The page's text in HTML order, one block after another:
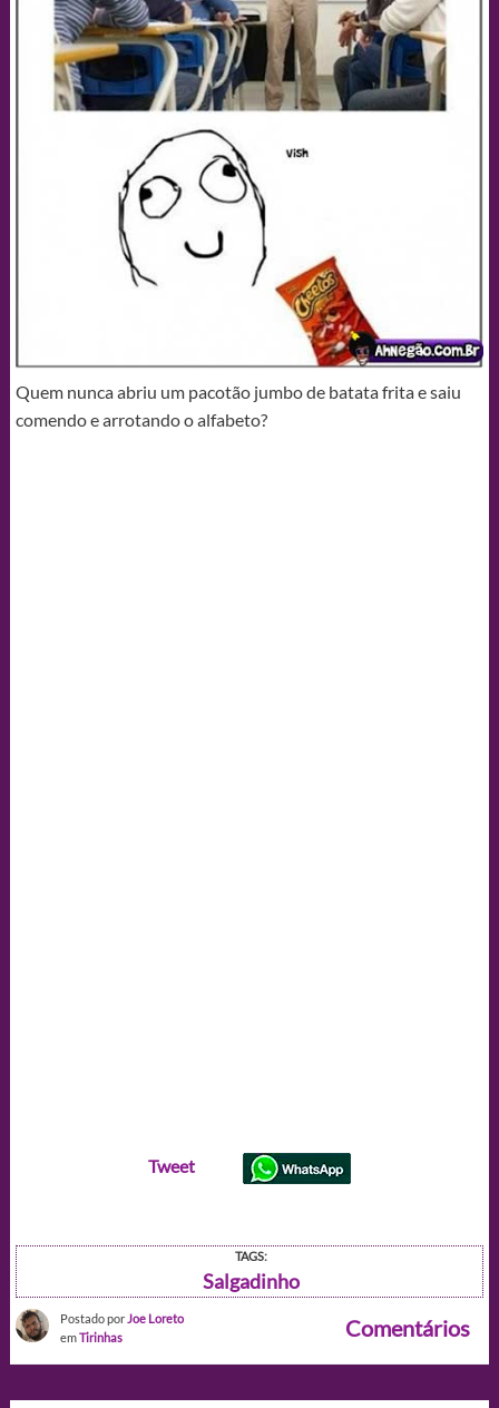
Quem nunca abriu um pacotão jumbo de batata frita e saiu
comendo e arrotando o alfabeto?
Tweet
TAGS:
Salgadinho
Postado por Joe Loreto
emTirinhas Comentários